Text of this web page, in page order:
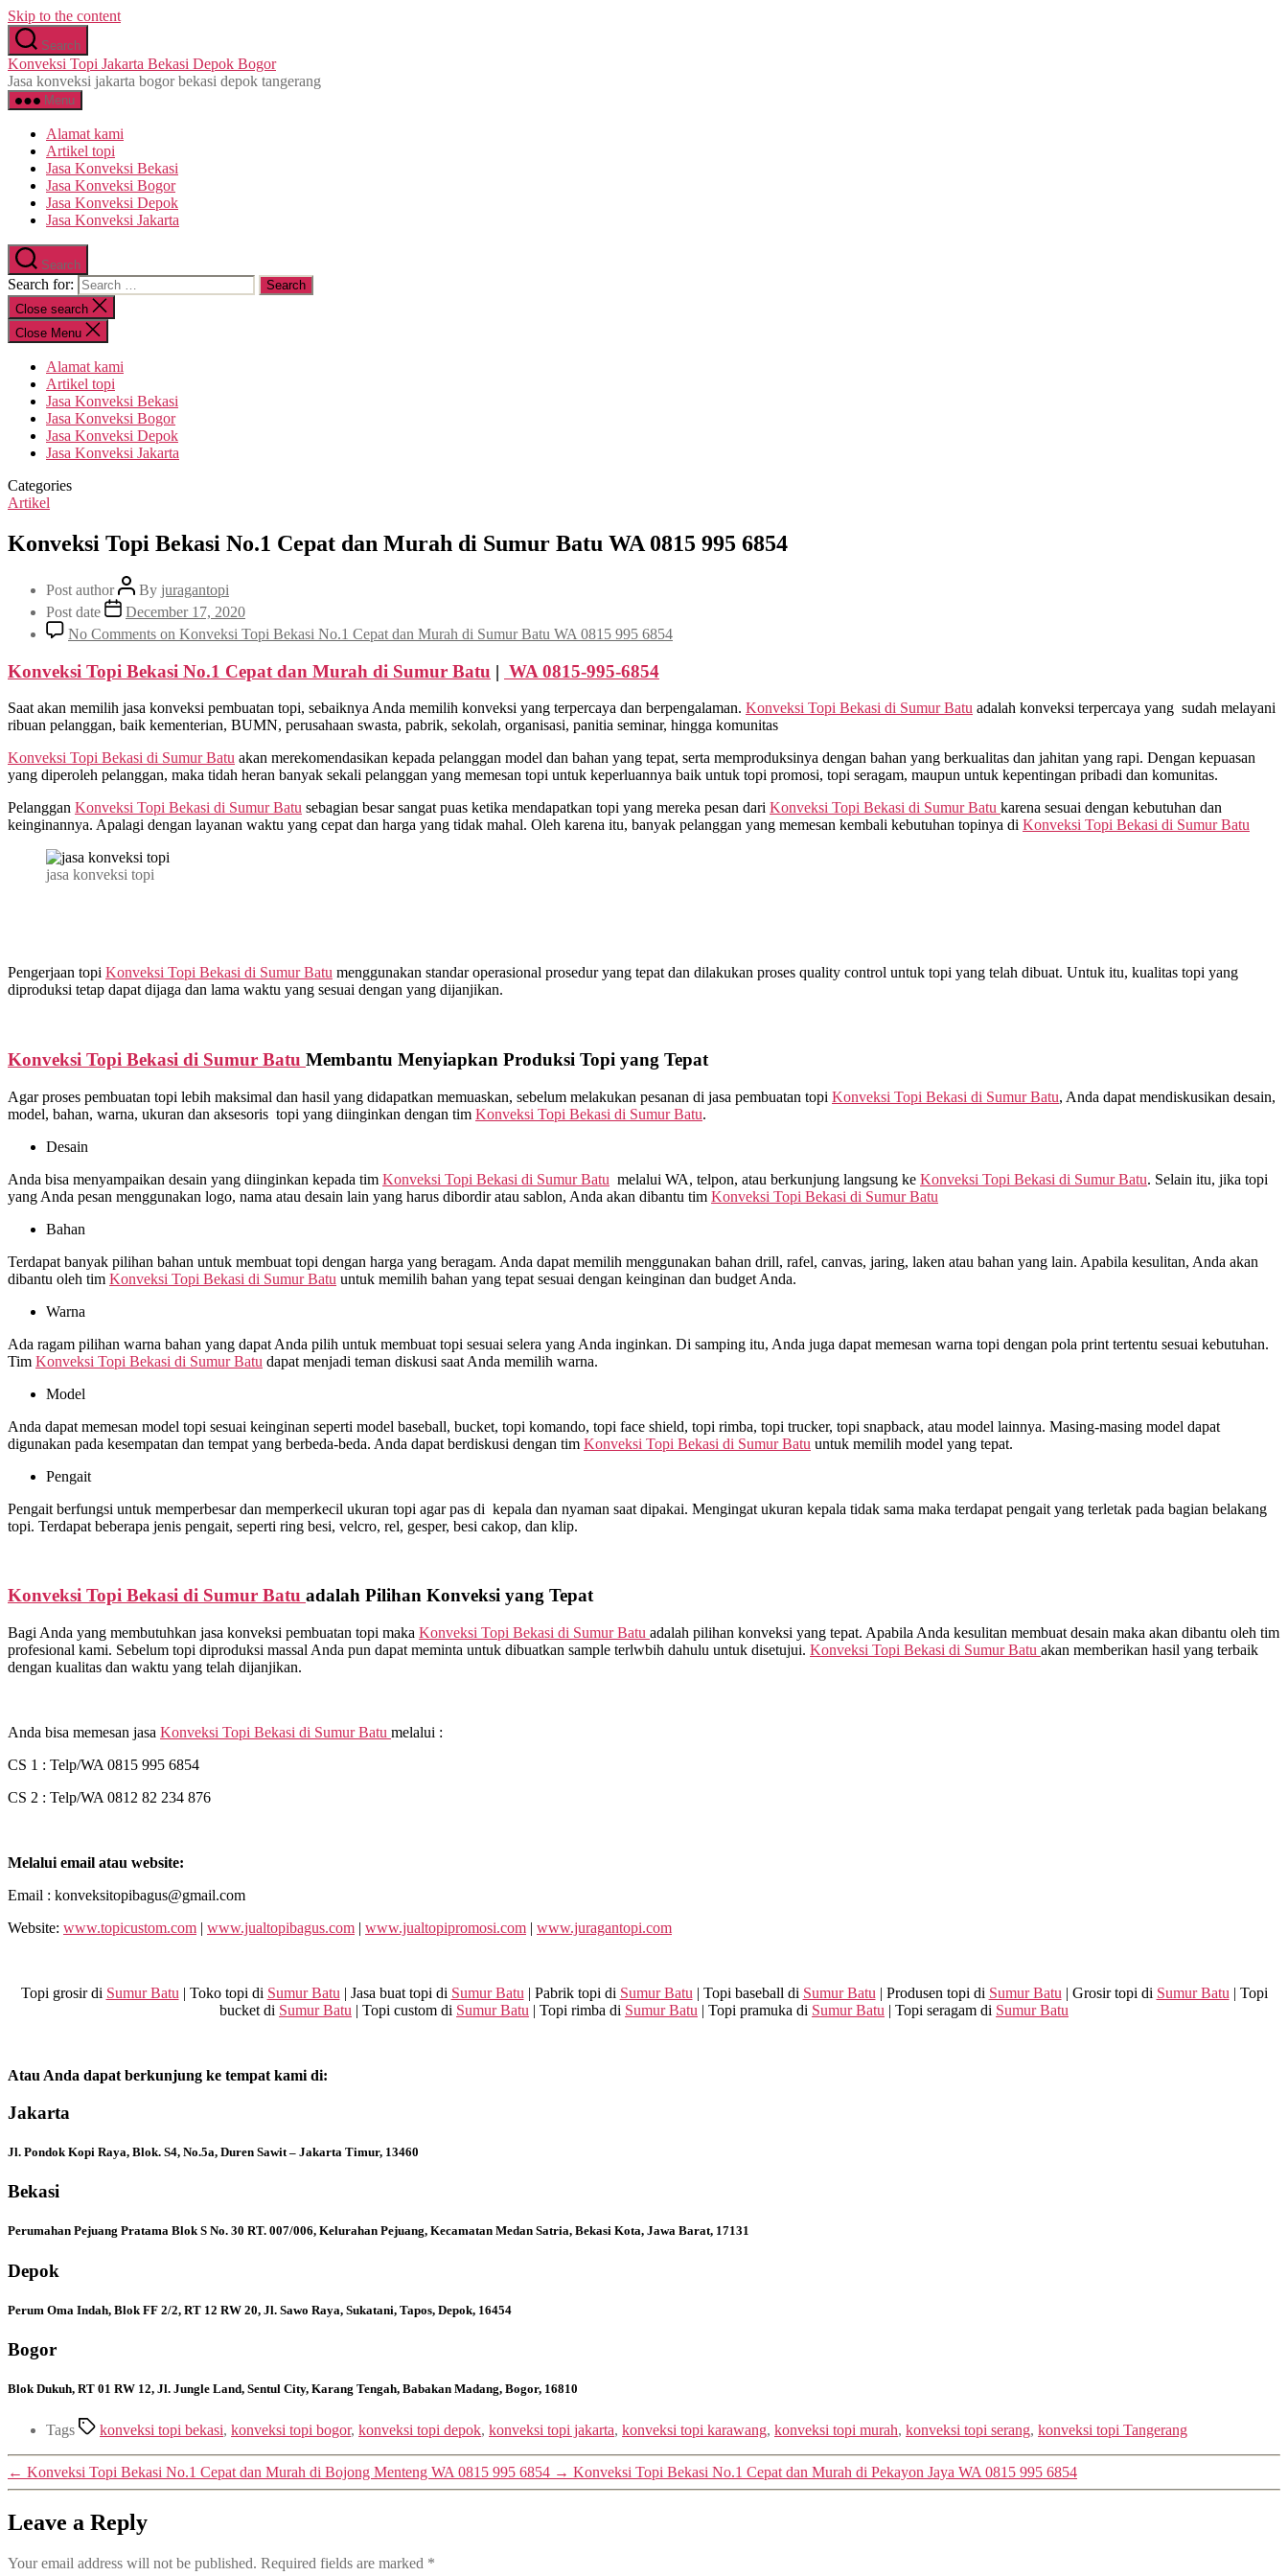
Skip to the content
Search
Konveksi Topi Jakarta Bekasi Depok Bogor
Jasa konveksi jakarta bogor bekasi depok tangerang
Menu
Alamat kami
Artikel topi
Jasa Konveksi Bekasi
Jasa Konveksi Bogor
Jasa Konveksi Depok
Jasa Konveksi Jakarta
Search
Search for:
Close search
Close Menu
Alamat kami
Artikel topi
Jasa Konveksi Bekasi
Jasa Konveksi Bogor
Jasa Konveksi Depok
Jasa Konveksi Jakarta
Categories
Artikel
Konveksi Topi Bekasi No.1 Cepat dan Murah di Sumur Batu WA 0815 995 6854
Post author By juragantopi
Post date
December 17, 2020
No Comments on Konveksi Topi Bekasi No.1 Cepat dan Murah di Sumur Batu WA 0815 995 6854
Konveksi Topi Bekasi No.1 Cepat dan Murah di Sumur Batu | WA 0815-995-6854
Saat akan memilih jasa konveksi pembuatan topi, sebaiknya Anda memilih konveksi yang terpercaya dan berpengalaman. Konveksi Topi Bekasi di Sumur Batu adalah konveksi terpercaya yang sudah melayani
ribuan pelanggan, baik kementerian, BUMN, perusahaan swasta, pabrik, sekolah, organisasi, panitia seminar, hingga komunitas
Konveksi Topi Bekasi di Sumur Batu akan merekomendasikan kepada pelanggan model dan bahan yang tepat, serta memproduksinya dengan bahan yang berkualitas dan jahitan yang rapi. Dengan kepuasan
yang diperoleh pelanggan, maka tidah heran banyak sekali pelanggan yang memesan topi untuk keperluannya baik untuk topi promosi, topi seragam, maupun untuk kepentingan pribadi dan komunitas.
Pelanggan Konveksi Topi Bekasi di Sumur Batu sebagian besar sangat puas ketika mendapatkan topi yang mereka pesan dari Konveksi Topi Bekasi di Sumur Batu karena sesuai dengan kebutuhan dan
keinginannya. Apalagi dengan layanan waktu yang cepat dan harga yang tidak mahal. Oleh karena itu, banyak pelanggan yang memesan kembali kebutuhan topinya di Konveksi Topi Bekasi di Sumur Batu
jasa konveksi topi
Pengerjaan topi Konveksi Topi Bekasi di Sumur Batu menggunakan standar operasional prosedur yang tepat dan dilakukan proses quality control untuk topi yang telah dibuat. Untuk itu, kualitas topi yang
diproduksi tetap dapat dijaga dan lama waktu yang sesuai dengan yang dijanjikan.
Konveksi Topi Bekasi di Sumur Batu Membantu Menyiapkan Produksi Topi yang Tepat
Agar proses pembuatan topi lebih maksimal dan hasil yang didapatkan memuaskan, sebelum melakukan pesanan di jasa pembuatan topi Konveksi Topi Bekasi di Sumur Batu, Anda dapat mendiskusikan desain,
model, bahan, warna, ukuran dan aksesoris topi yang diinginkan dengan tim Konveksi Topi Bekasi di Sumur Batu.
Desain
Anda bisa menyampaikan desain yang diinginkan kepada tim Konveksi Topi Bekasi di Sumur Batu melalui WA, telpon, atau berkunjung langsung ke Konveksi Topi Bekasi di Sumur Batu. Selain itu, jika topi
yang Anda pesan menggunakan logo, nama atau desain lain yang harus dibordir atau sablon, Anda akan dibantu tim Konveksi Topi Bekasi di Sumur Batu
Bahan
Terdapat banyak pilihan bahan untuk membuat topi dengan harga yang beragam. Anda dapat memilih menggunakan bahan drill, rafel, canvas, jaring, laken atau bahan yang lain. Apabila kesulitan, Anda akan
dibantu oleh tim Konveksi Topi Bekasi di Sumur Batu untuk memilih bahan yang tepat sesuai dengan keinginan dan budget Anda.
Warna
Ada ragam pilihan warna bahan yang dapat Anda pilih untuk membuat topi sesuai selera yang Anda inginkan. Di samping itu, Anda juga dapat memesan warna topi dengan pola print tertentu sesuai kebutuhan.
Tim Konveksi Topi Bekasi di Sumur Batu dapat menjadi teman diskusi saat Anda memilih warna.
Model
Anda dapat memesan model topi sesuai keinginan seperti model baseball, bucket, topi komando, topi face shield, topi rimba, topi trucker, topi snapback, atau model lainnya. Masing-masing model dapat
digunakan pada kesempatan dan tempat yang berbeda-beda. Anda dapat berdiskusi dengan tim Konveksi Topi Bekasi di Sumur Batu untuk memilih model yang tepat.
Pengait
Pengait berfungsi untuk memperbesar dan memperkecil ukuran topi agar pas di kepala dan nyaman saat dipakai. Mengingat ukuran kepala tidak sama maka terdapat pengait yang terletak pada bagian belakang
topi. Terdapat beberapa jenis pengait, seperti ring besi, velcro, rel, gesper, besi cakop, dan klip.
Konveksi Topi Bekasi di Sumur Batu adalah Pilihan Konveksi yang Tepat
Bagi Anda yang membutuhkan jasa konveksi pembuatan topi maka Konveksi Topi Bekasi di Sumur Batu adalah pilihan konveksi yang tepat. Apabila Anda kesulitan membuat desain maka akan dibantu oleh tim
profesional kami. Sebelum topi diproduksi massal Anda pun dapat meminta untuk dibuatkan sample terlwbih dahulu untuk disetujui. Konveksi Topi Bekasi di Sumur Batu akan memberikan hasil yang terbaik
dengan kualitas dan waktu yang telah dijanjikan.
Anda bisa memesan jasa Konveksi Topi Bekasi di Sumur Batu melalui :
CS 1 : Telp/WA 0815 995 6854
CS 2 : Telp/WA 0812 82 234 876
Melalui email atau website:
Email : konveksitopibagus@gmail.com
Website: www.topicustom.com | www.jualtopibagus.com | www.jualtopipromosi.com | www.juragantopi.com
Topi grosir di Sumur Batu | Toko topi di Sumur Batu | Jasa buat topi di Sumur Batu | Pabrik topi di Sumur Batu | Topi baseball di Sumur Batu | Produsen topi di Sumur Batu | Grosir topi di Sumur Batu | Topi
bucket di Sumur Batu | Topi custom di Sumur Batu | Topi rimba di Sumur Batu | Topi pramuka di Sumur Batu | Topi seragam di Sumur Batu
Atau Anda dapat berkunjung ke tempat kami di:
Jakarta
Jl. Pondok Kopi Raya, Blok. S4, No.5a, Duren Sawit – Jakarta Timur, 13460
Bekasi
Perumahan Pejuang Pratama Blok S No. 30 RT. 007/006, Kelurahan Pejuang, Kecamatan Medan Satria, Bekasi Kota, Jawa Barat, 17131
Depok
Perum Oma Indah, Blok FF 2/2, RT 12 RW 20, Jl. Sawo Raya, Sukatani, Tapos, Depok, 16454
Bogor
Blok Dukuh, RT 01 RW 12, Jl. Jungle Land, Sentul City, Karang Tengah, Babakan Madang, Bogor, 16810
Tags konveksi topi bekasi, konveksi topi bogor, konveksi topi depok, konveksi topi jakarta, konveksi topi karawang, konveksi topi murah, konveksi topi serang, konveksi topi Tangerang
← Konveksi Topi Bekasi No.1 Cepat dan Murah di Bojong Menteng WA 0815 995 6854 → Konveksi Topi Bekasi No.1 Cepat dan Murah di Pekayon Jaya WA 0815 995 6854
Leave a Reply
Your email address will not be published. Required fields are marked *